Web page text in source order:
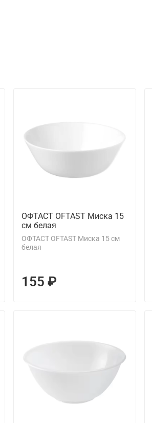
ОФТАСТ OFTAST Миска 15
см белая
ОФТАСТ OFTAST Миска 15 см
белая
155 ₽